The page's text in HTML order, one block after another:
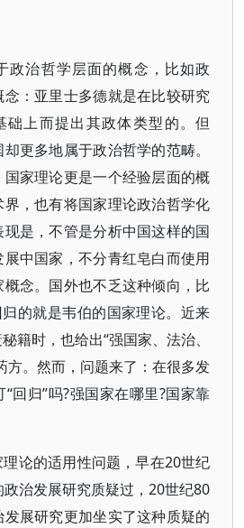
政治哲学层面的概念，比如政
：亚里士多德就是在比较研究
础上而提出其政体类型的。但
更多地属于政治哲学的范畴。
家理论更是一个经验层面的概
，也有将国家理论政治哲学化
是，不管是分析中国这样的国
中国家，不分青红皂白而使用
念。国外也不乏这种倾向，比
的就是韦伯的国家理论。近来
籍时，也给出“强国家、法治、
方。然而，问题来了：在很多发
回归”吗?强国家在哪里?国家靠
论的适用性问题，早在20世纪
治发展研究质疑过，20世纪80
展研究更加坐实了这种质疑的